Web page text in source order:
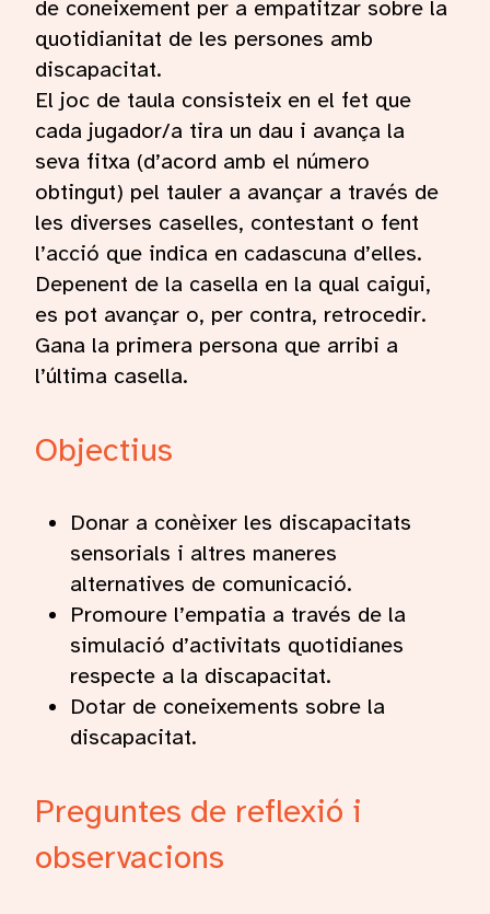
de coneixement per a empatitzar sobre la
quotidianitat de les persones amb
discapacitat.
El joc de taula consisteix en el fet que
cada jugador/a tira un dau i avança la
seva fitxa (d’acord amb el número
obtingut) pel tauler a avançar a través de
les diverses caselles, contestant o fent
l’acció que indica en cadascuna d’elles.
Depenent de la casella en la qual caigui,
es pot avançar o, per contra, retrocedir.
Gana la primera persona que arribi a
l’última casella.
Objectius
Donar a conèixer les discapacitats
sensorials i altres maneres
alternatives de comunicació.
Promoure l’empatia a través de la
simulació d’activitats quotidianes
respecte a la discapacitat.
Dotar de coneixements sobre la
discapacitat.
Preguntes de reflexió i
observacions